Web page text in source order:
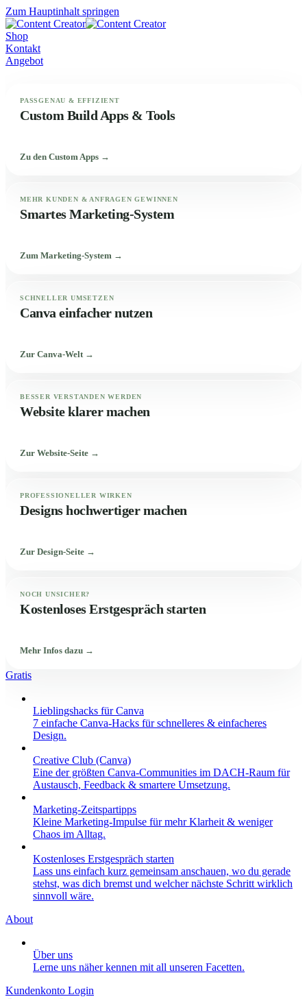
Zum Hauptinhalt springen
Shop
Kontakt
Angebot
PASSGENAU & EFFIZIENT
Custom Build Apps & Tools
Zu den Custom Apps →
MEHR KUNDEN & ANFRAGEN GEWINNEN
Smartes Marketing-System
Zum Marketing-System →
SCHNELLER UMSETZEN
Canva einfacher nutzen
Zur Canva-Welt →
BESSER VERSTANDEN WERDEN
Website klarer machen
Zur Website-Seite →
PROFESSIONELLER WIRKEN
Designs hochwertiger machen
Zur Design-Seite →
NOCH UNSICHER?
Kostenloses Erstgespräch starten
Mehr Infos dazu →
Gratis
Lieblingshacks für Canva
7 einfache Canva-Hacks für schnelleres & einfacheres
Design.
Creative Club (Canva)
Eine der größten Canva-Communities im DACH-Raum für
Austausch, Feedback & smartere Umsetzung.
Marketing-Zeitspartipps
Kleine Marketing-Impulse für mehr Klarheit & weniger
Chaos im Alltag.
Kostenloses Erstgespräch starten
Lass uns einfach kurz gemeinsam anschauen, wo du gerade
stehst, was dich bremst und welcher nächste Schritt wirklich
sinnvoll wäre.
About
Über uns
Lerne uns näher kennen mit all unseren Facetten.
Kundenkonto Login